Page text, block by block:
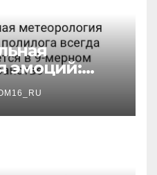
эмоций:
всегда
в 9-